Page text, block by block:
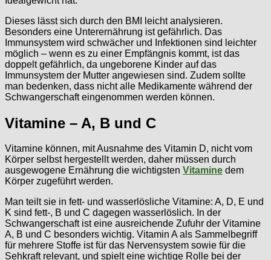
Dieses lässt sich durch den BMI leicht analysieren.
Besonders eine Unterernährung ist gefährlich. Das
Immunsystem wird schwächer und Infektionen sind leichter
möglich – wenn es zu einer Empfängnis kommt, ist das
doppelt gefährlich, da ungeborene Kinder auf das
Immunsystem der Mutter angewiesen sind. Zudem sollte
man bedenken, dass nicht alle Medikamente während der
Schwangerschaft eingenommen werden können.
Vitamine – A, B und C
Vitamine können, mit Ausnahme des Vitamin D, nicht vom
Körper selbst hergestellt werden, daher müssen durch
ausgewogene Ernährung die wichtigsten Vitamine dem
Körper zugeführt werden.
Man teilt sie in fett- und wasserlösliche Vitamine: A, D, E und
K sind fett-, B und C dagegen wasserlöslich. In der
Schwangerschaft ist eine ausreichende Zufuhr der Vitamine
A, B und C besonders wichtig. Vitamin A als Sammelbegriff
für mehrere Stoffe ist für das Nervensystem sowie für die
Sehkraft relevant, und spielt eine wichtige Rolle bei der